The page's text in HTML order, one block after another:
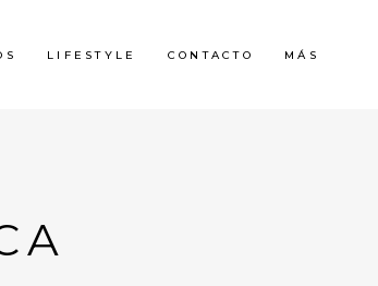
LIFESTYLE CONTACTO MÁS